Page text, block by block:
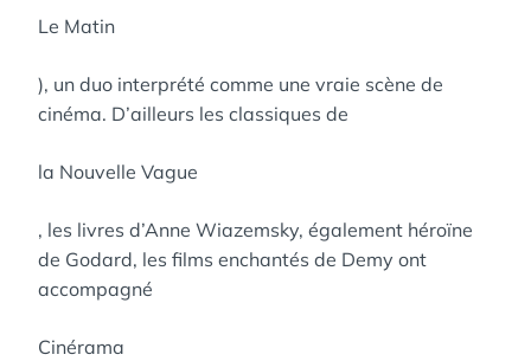
Le Matin
), un duo interprété comme une vraie scène de
cinéma. D’ailleurs les classiques de
la Nouvelle Vague
, les livres d’Anne Wiazemsky, également héroïne
de Godard, les films enchantés de Demy ont
accompagné
Cinérama